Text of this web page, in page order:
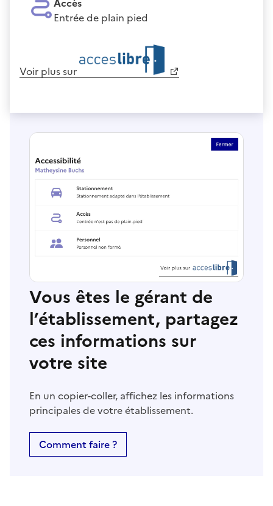
Entrée de plain pied
Voir plus sur
Vous êtes le gérant de
l’établissement, partagez
ces informations sur
votre site
En un copier-coller, affichez les informations
principales de votre établissement.
Comment faire ?